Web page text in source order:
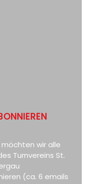
wir alle
Turnvereins St.
(ca. 6 emails